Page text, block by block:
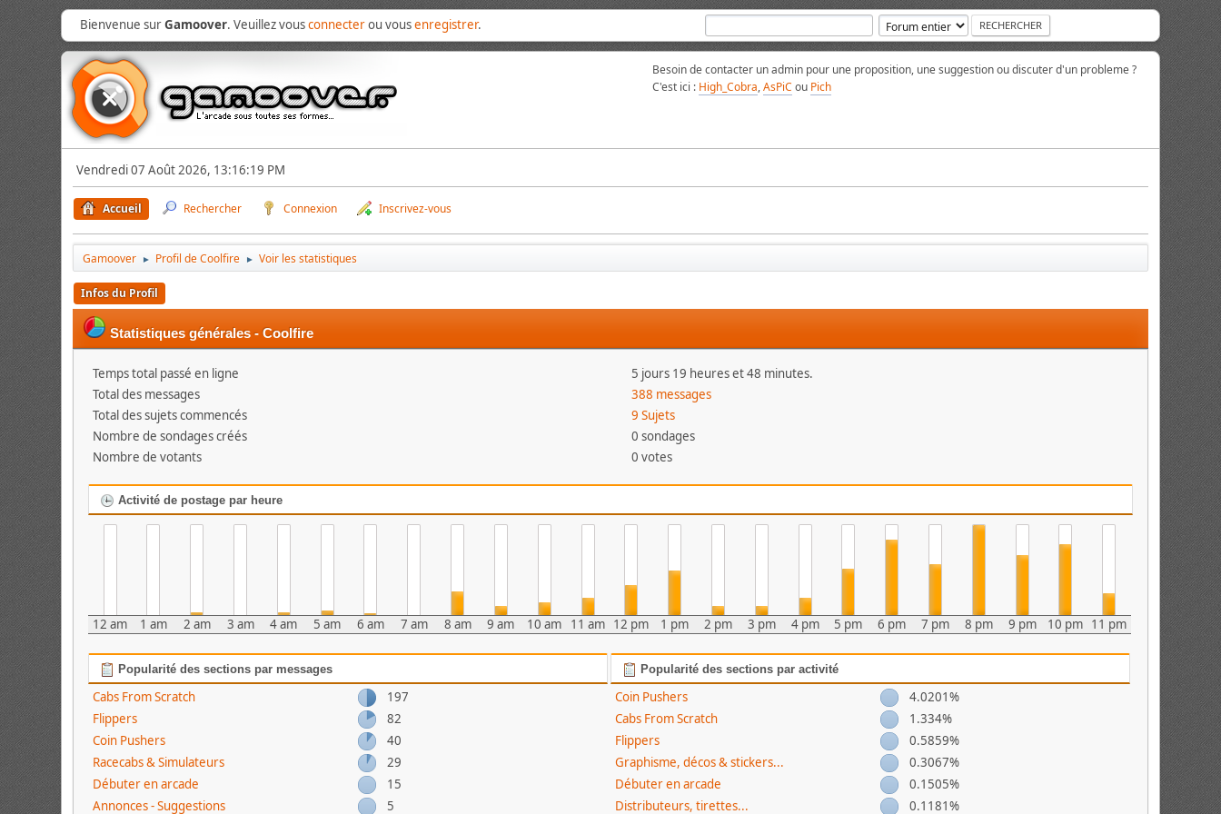
Bienvenue surGamoover. Veuillez vousconnecterou vousenregistrer.
Besoin de contacter un admin pour une proposition, une suggestion ou discuter d'un probleme ?
C'est ici : High_Cobra,AsPiC ou Pich
Vendredi 07 Août 2026, 13:16:19 PM
Accueil Rechercher Connexion Inscrivez-vous
Gamoover ► Profil de Coolfire ► Voir les statistiques
Infos du Profil
Statistiques générales - Coolfire
Temps total passé en ligne
5 jours 19 heures et 48 minutes.
Total des messages
388 messages
Total des sujets commencés
9 Sujets
Nombre de sondages créés
0 sondages
Nombre de votants
0 votes
Activité de postage par heure
12 am 1 am 2 am 3 am 4 am 5 am 6 am 7 am 8 am 9 am 10 am 11 am 12 pm 1 pm 2 pm 3 pm 4 pm 5 pm 6 pm 7 pm 8 pm 9 pm 10 pm 11 pm
Popularité des sections par messages
Cabs From Scratch
197
Flippers
82
Coin Pushers
40
Racecabs & Simulateurs
29
Débuter en arcade
15
Annonces - Suggestions
5
Popularité des sections par activité
Coin Pushers
4.0201%
Cabs From Scratch
1.334%
Flippers
0.5859%
Graphisme, décos & stickers...
0.3067%
Débuter en arcade
0.1505%
Distributeurs, tirettes...
0.1181%